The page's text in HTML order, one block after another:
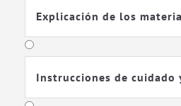
Explicación de los
Instrucciones de cuidado